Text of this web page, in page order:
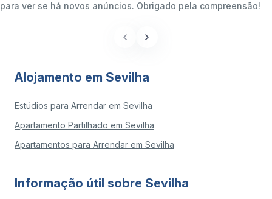
para ver se há novos anúncios. Obrigado pela compreensão!
Alojamento em Sevilha
Estúdios para Arrendar em Sevilha
Apartamento Partilhado em Sevilha
Apartamentos para Arrendar em Sevilha
Informação útil sobre Sevilha